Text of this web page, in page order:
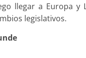
llegar a Europa y
legislativos.